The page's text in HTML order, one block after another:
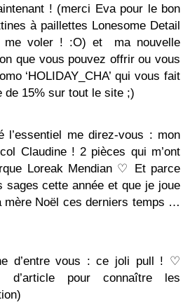
! (merci Eva pour le bon
à paillettes Lonesome Detail
me voler ! :O) et ma nouvelle
que vous pouvez offrir ou vous
‘HOLIDAY_CHA’ qui vous fait
de 15% sur tout le site ;)
l’essentiel me direz-vous : mon
Claudine ! 2 pièces qui m’ont
Loreak Mendian ♡ Et parce
sages cette année et que je joue
mère Noël ces derniers temps …
d’entre vous : ce joli pull ! ♡
d’article pour connaître les